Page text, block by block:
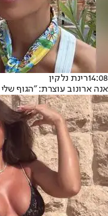
14:08רינת נלקין
אנה ארונוב עוצרת: "הגוף שלי